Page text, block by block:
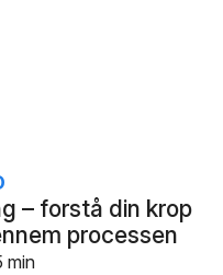
– forstå din krop
processen
min